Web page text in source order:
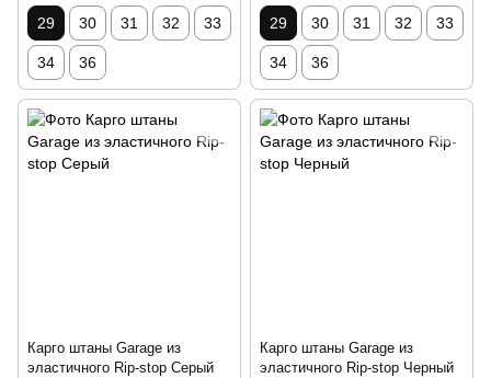
29 30 31 32 33
34 36
29 30 31 32 33
34 36
Карго штаны Garage из
эластичного Rip-stop Серый
Карго штаны Garage из
эластичного Rip-stop Черный